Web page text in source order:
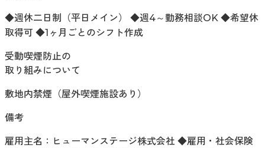
◆週休二日制（平日メイン） ◆週4～勤務相談OK ◆希望休
取得可 ◆1ヶ月ごとのシフト作成
受動喫煙防止の
取り組みについて
敷地内禁煙（屋外喫煙施設あり）
備考
雇用主名：ヒューマンステージ株式会社 ◆雇用・社会保険